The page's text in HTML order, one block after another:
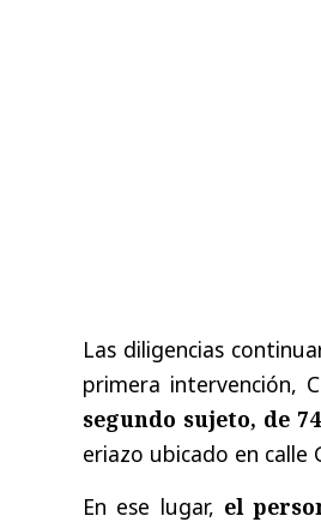
Las diligencias
primera intervención,
segundo sujeto, de
eriazo ubicado en calle
En ese lugar, el